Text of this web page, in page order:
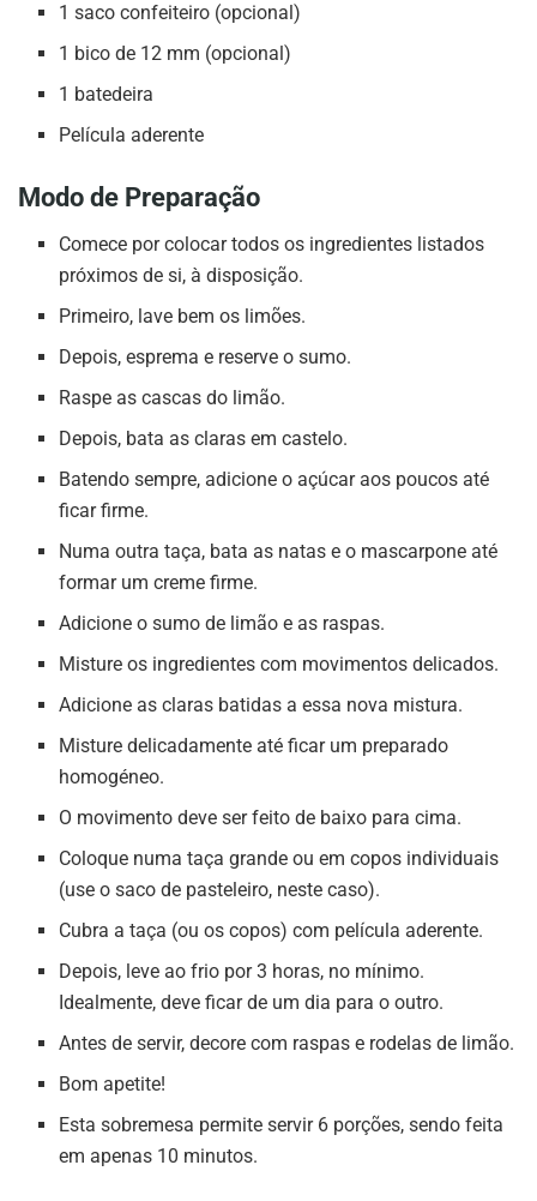
1 saco confeiteiro (opcional)
1 bico de 12 mm (opcional)
1 batedeira
Película aderente
Modo de Preparação
Comece por colocar todos os ingredientes listados
próximos de si, à disposição.
Primeiro, lave bem os limões.
Depois, esprema e reserve o sumo.
Raspe as cascas do limão.
Depois, bata as claras em castelo.
Batendo sempre, adicione o açúcar aos poucos até
ficar firme.
Numa outra taça, bata as natas e o mascarpone até
formar um creme firme.
Adicione o sumo de limão e as raspas.
Misture os ingredientes com movimentos delicados.
Adicione as claras batidas a essa nova mistura.
Misture delicadamente até ficar um preparado
homogéneo.
O movimento deve ser feito de baixo para cima.
Coloque numa taça grande ou em copos individuais
(use o saco de pasteleiro, neste caso).
Cubra a taça (ou os copos) com película aderente.
Depois, leve ao frio por 3 horas, no mínimo.
Idealmente, deve ficar de um dia para o outro.
Antes de servir, decore com raspas e rodelas de limão.
Bom apetite!
Esta sobremesa permite servir 6 porções, sendo feita
em apenas 10 minutos.